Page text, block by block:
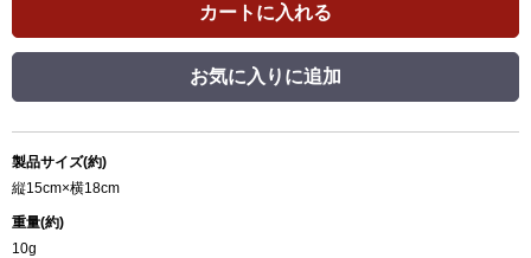
カートに入れる
お気に入りに追加
製品サイズ(約)
縦15cm×横18cm
重量(約)
10g